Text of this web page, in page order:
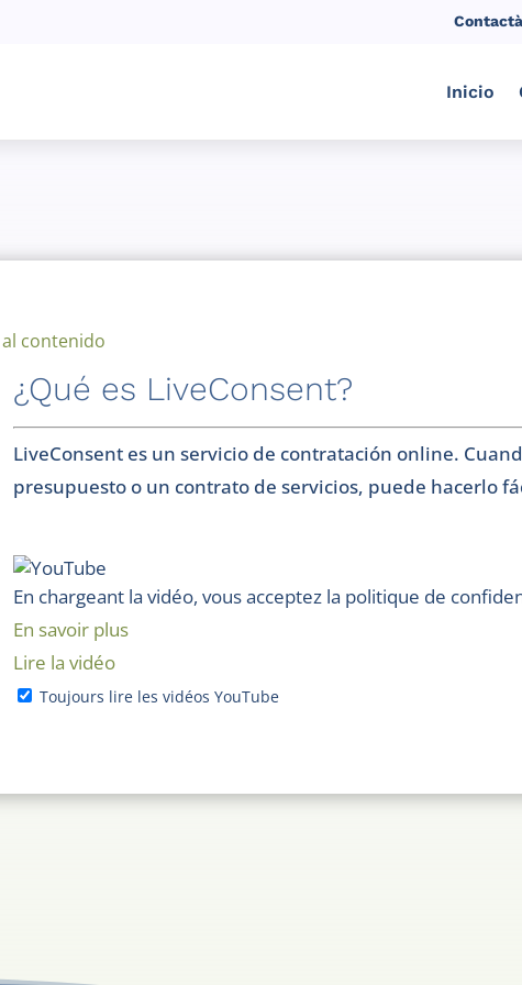
Inicio
contenido
¿Qué es LiveConsent?
LiveConsent es un servicio de contratación online.
presupuesto o un contrato de servicios, puede hacerlo
En chargeant la vidéo, vous acceptez la politique de
En savoir plus
Lire la vidéo
Toujours lire les vidéos YouTube